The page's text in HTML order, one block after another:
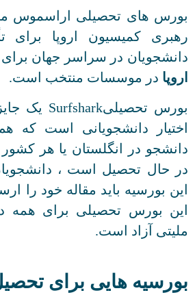
بورس های تحصیلی اراسموس
رهبری کمیسیون اروپا برای
دانشجویان در سراسر جهان برای
اروپا در موسسات منتخب است.
اختیار دانشجویانی است که
در حال تحصیل است ،
این بورسیه باید مقاله خود را
این بورس تحصیلی برای همه
ملیتی آزاد است.
بورسیه هایی برای